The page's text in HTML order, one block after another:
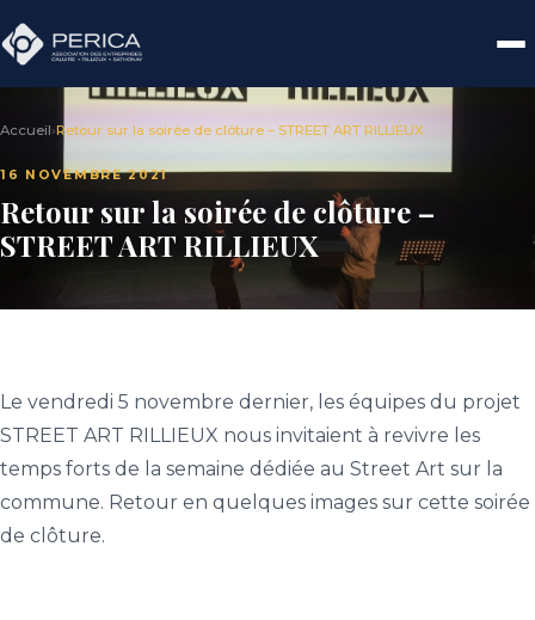
Accueil›Retour sur la soirée de clôture – STREET ART RILLIEUX
16 NOVEMBRE 2021
Retour sur la soirée de clôture –
STREET ART RILLIEUX
Le vendredi 5 novembre dernier, les équipes du projet
STREET ART RILLIEUX nous invitaient à revivre les
temps forts de la semaine dédiée au Street Art sur la
commune. Retour en quelques images sur cette soirée
de clôture.